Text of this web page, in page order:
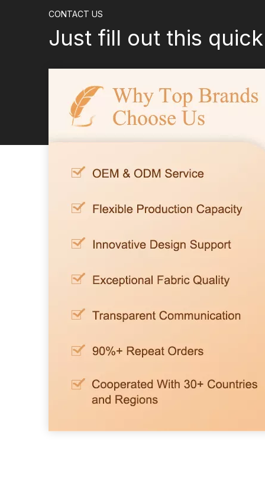
CONTACT US
Just fill out this